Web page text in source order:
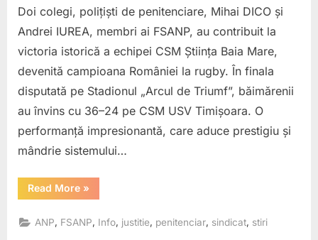
IUREA
în
echipa
CSM
Știința
Mare.
Doi colegi, polițiști de penitenciare, Mihai DICO și
Andrei IUREA, membri ai FSANP, au contribuit la
victoria istorică a echipei CSM Știința Baia Mare,
devenită campioana României la rugby. În finala
disputată pe Stadionul „Arcul de Triumf”, băimărenii
au învins cu 36–24 pe CSM USV Timișoara. O
performanță impresionantă, care aduce prestigiu și
mândrie sistemului…
Read More“Polițiștii
de
campioni
ai
»
ANP, FSANP, Info, justitie, penitenciar, sindicat, stiri